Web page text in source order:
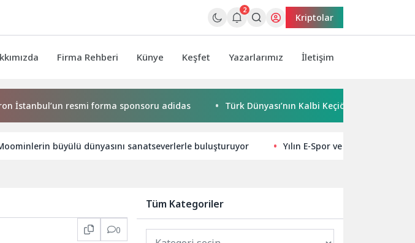
2
Kriptolar
Firma Rehberi Künye Keşfet Yazarlarımız İletişim
resmi forma sponsoru adidas Türk Dünyası’nın Kalbi Keçiören’de Attı
büyülü dünyasını sanatseverlerle buluşturuyor Yılın E-Spor ve Oyun Dünyası
0
Tüm Kategoriler